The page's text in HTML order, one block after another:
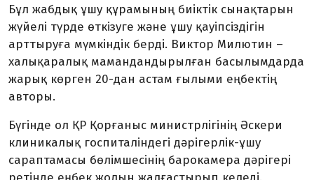
Бұл жабдық ұшу құрамының биіктік сынақтарын
жүйелі түрде өткізуге және ұшу қауіпсіздігін
арттыруға мүмкіндік берді. Виктор Милютин –
халықаралық мамандандырылған басылымдарда
жарық көрген 20-дан астам ғылыми еңбектің
авторы.
Бүгінде ол ҚР Қорғаныс министрлігінің Әскери
клиникалық госпиталіндегі дәрігерлік-ұшу
сараптамасы бөлімшесінің барокамера дәрігері